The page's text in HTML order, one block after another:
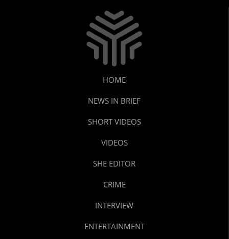
HOME
NEWS IN BRIEF
SHORT VIDEOS
VIDEOS
SHE EDITOR
CRIME
INTERVIEW
ENTERTAINMENT